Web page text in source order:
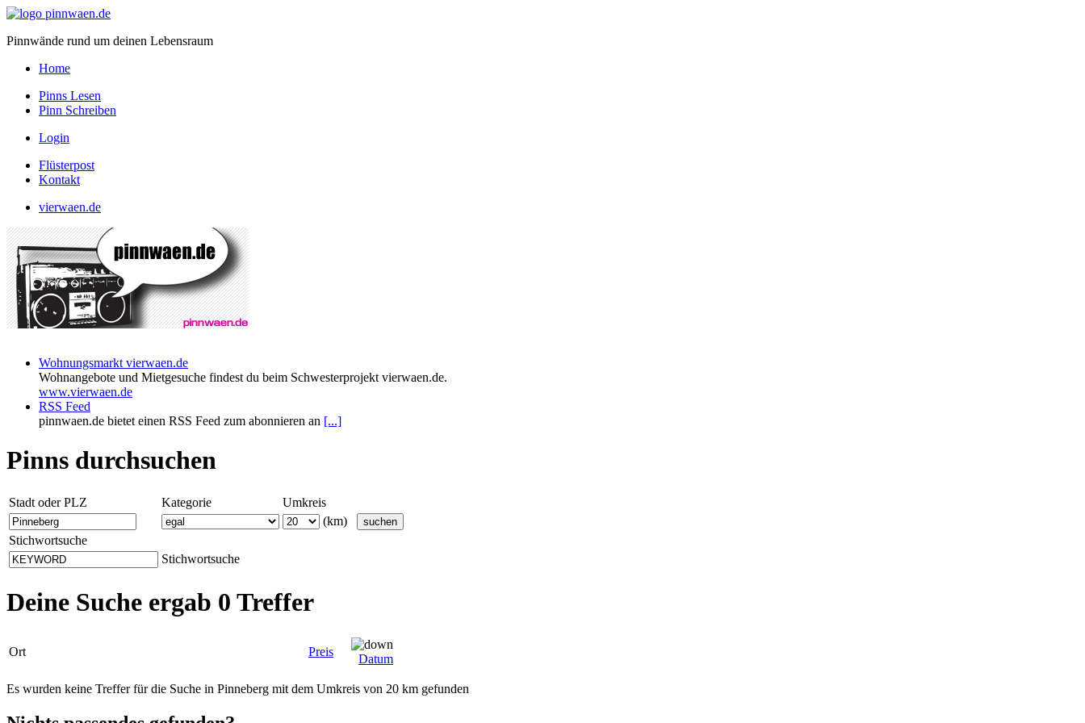
Pinnwände rund um deinen Lebensraum
Home
Pinns Lesen
Pinn Schreiben
Login
Flüsterpost
Kontakt
vierwaen.de
Wohnungsmarkt vierwaen.de
Wohnangebote und Mietgesuche findest du beim Schwesterprojekt vierwaen.de.
www.vierwaen.de
RSS Feed
pinnwaen.de bietet einen RSS Feed zum abonnieren an [...]
Pinns durchsuchen
Stadt oder PLZ Kategorie
Umkreis
(km)
Stichwortsuche
Stichwortsuche
Deine Suche ergab 0 Treffer
Ort Preis
Datum
Es wurden keine Treffer für die Suche in Pinneberg mit dem Umkreis von 20 km gefunden